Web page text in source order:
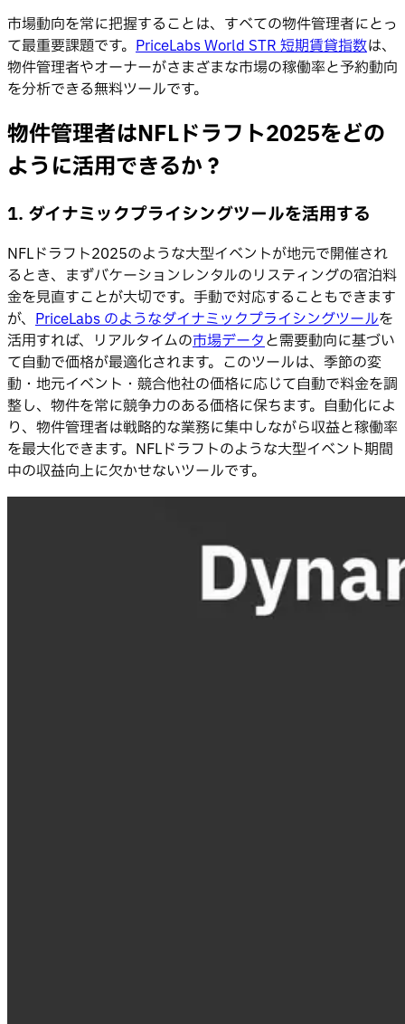
市場動向を常に把握することは、すべての物件管理者にとっ
て最重要課題です。 PriceLabs World STR 短期賃貸指数は、
物件管理者やオーナーがさまざまな市場の稼働率と予約動向
を分析できる無料ツールです。
物件管理者はNFLドラフト2025をどの
ように活用できるか？
1. ダイナミックプライシングツールを活用する
NFLドラフト2025のような大型イベントが地元で開催され
るとき、まずバケーションレンタルのリスティングの宿泊料
金を見直すことが大切です。手動で対応することもできます
が、 PriceLabs のようなダイナミックプライシングツールを
活用すれば、リアルタイムの市場データと需要動向に基づい
て自動で価格が最適化されます。このツールは、季節の変
動・地元イベント・競合他社の価格に応じて自動で料金を調
整し、物件を常に競争力のある価格に保ちます。自動化によ
り、物件管理者は戦略的な業務に集中しながら収益と稼働率
を最大化できます。NFLドラフトのような大型イベント期間
中の収益向上に欠かせないツールです。